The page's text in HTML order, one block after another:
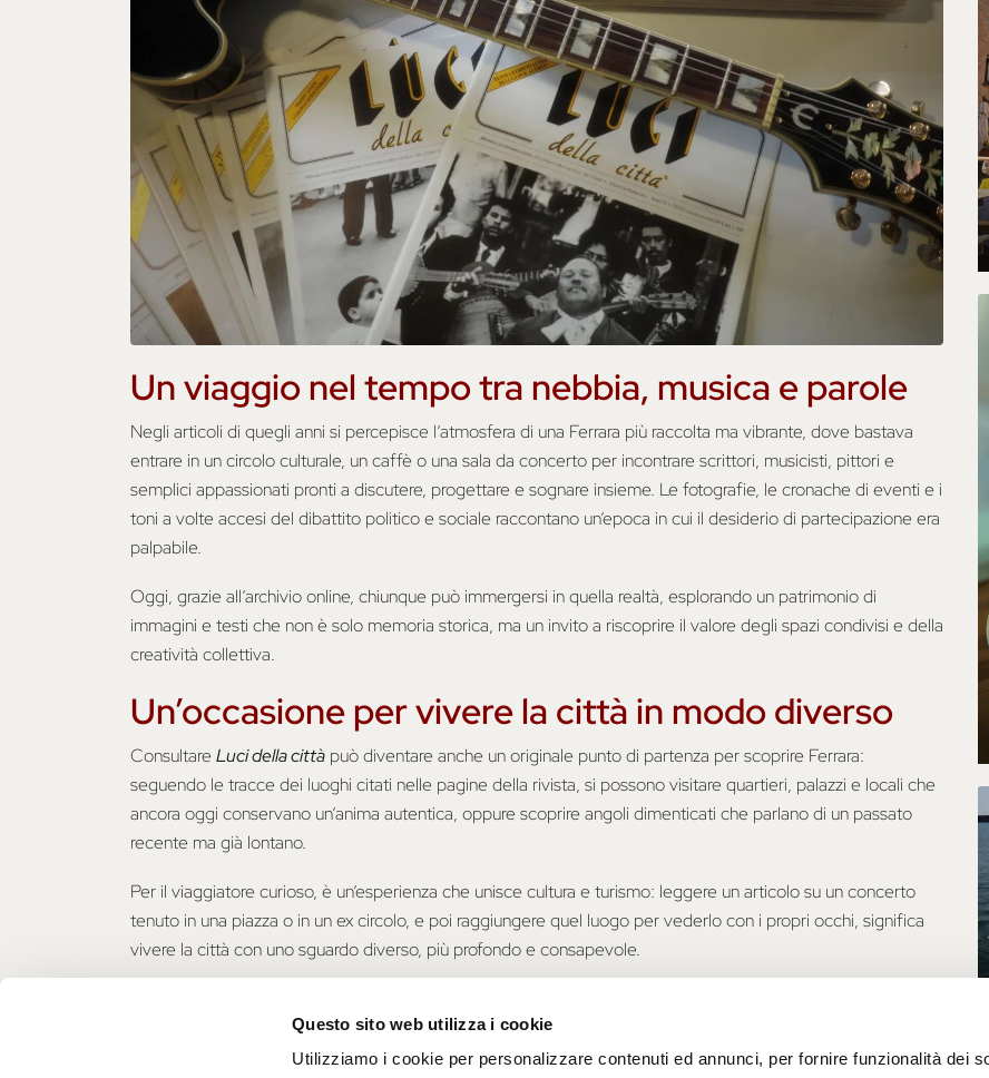
Questo sito web utilizza i cookie
Utilizziamo i cookie per personalizzare contenuti ed annunci, per fornire funzionalità dei
Un viaggio nel tempo tra nebbia, musica e parole
Negli articoli di quegli anni si percepisce l’atmosfera di una Ferrara più raccolta ma vibrante, dove bastava
entrare in un circolo culturale, un caffè o una sala da concerto per incontrare scrittori, musicisti, pittori e
semplici appassionati pronti a discutere, progettare e sognare insieme. Le fotografie, le cronache di eventi e i
toni a volte accesi del dibattito politico e sociale raccontano un’epoca in cui il desiderio di partecipazione era
palpabile.
Oggi, grazie all’archivio online, chiunque può immergersi in quella realtà, esplorando un patrimonio di
immagini e testi che non è solo memoria storica, ma un invito a riscoprire il valore degli spazi condivisi e della
creatività collettiva.
Un’occasione per vivere la città in modo diverso
Consultare Luci della città può diventare anche un originale punto di partenza per scoprire Ferrara:
seguendo le tracce dei luoghi citati nelle pagine della rivista, si possono visitare quartieri, palazzi e locali che
ancora oggi conservano un’anima autentica, oppure scoprire angoli dimenticati che parlano di un passato
recente ma già lontano.
Per il viaggiatore curioso, è un’esperienza che unisce cultura e turismo: leggere un articolo su un concerto
tenuto in una piazza o in un ex circolo, e poi raggiungere quel luogo per vederlo con i propri occhi, significa
vivere la città con uno sguardo diverso, più profondo e consapevole.
Questo articolo è stato redatto in collaborazione con Filo Magazine a partire dall'originale di Alessio